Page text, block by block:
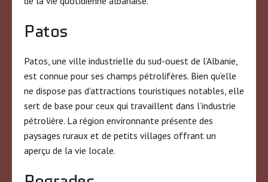
Patos
Patos, une ville industrielle du sud-ouest de l’Albanie,
est connue pour ses champs pétrolifères. Bien qu’elle
ne dispose pas d’attractions touristiques notables, elle
sert de base pour ceux qui travaillent dans l’industrie
pétrolière. La région environnante présente des
paysages ruraux et de petits villages offrant un
aperçu de la vie locale.